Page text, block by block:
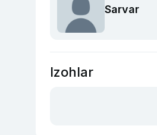
Sarvar
Izohlar